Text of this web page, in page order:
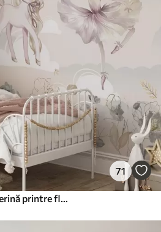
71
Ponei alb ca zăpada și balerină printre flori și nori